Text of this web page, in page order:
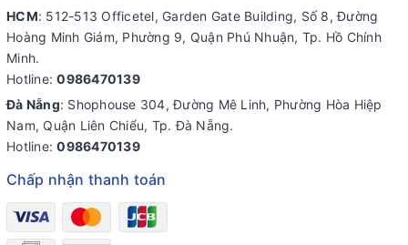
HCM: 512-513 Officetel, Garden Gate Building, Số 8, Đường
Hoàng Minh Giám, Phường 9, Quận Phú Nhuận, Tp. Hồ Chính
Minh.
Hotline:0986470139
Đà Nẵng: Shophouse 304, Đường Mê Linh, Phường Hòa Hiệp
Nam, Quận Liên Chiểu, Tp. Đà Nẵng.
Hotline:0986470139
Chấp nhận thanh toán